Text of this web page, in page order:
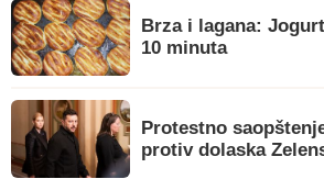
Brza i lagana:
10 minuta
Protestno
protiv dolaska